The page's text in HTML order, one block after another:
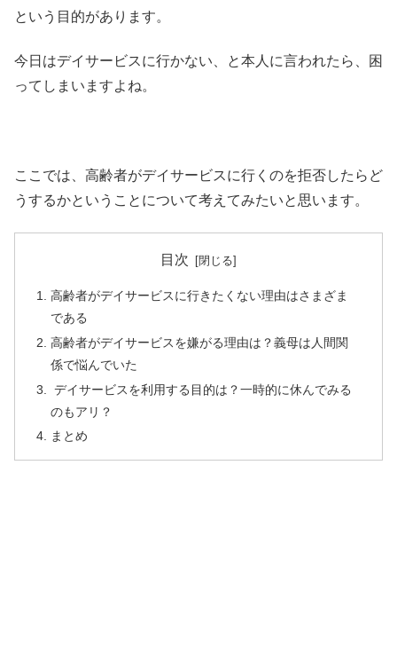
という目的があります。
今日はデイサービスに行かない、と本人に言われたら、困
ってしまいますよね。
ここでは、高齢者がデイサービスに行くのを拒否したらど
うするかということについて考えてみたいと思います。
目次
高齢者がデイサービスに行きたくない理由はさまざま
である
高齢者がデイサービスを嫌がる理由は？義母は人間関
係で悩んでいた
デイサービスを利用する目的は？一時的に休んでみる
のもアリ？
まとめ